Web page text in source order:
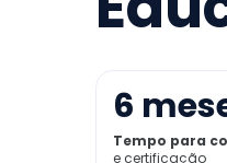
6
Tempo para
e certificação